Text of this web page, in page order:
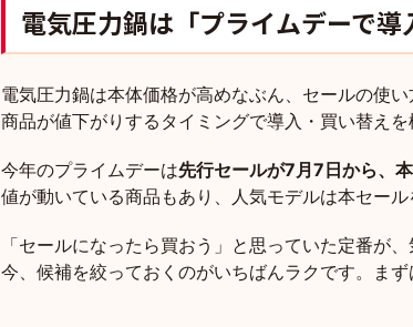
電気圧力鍋は「プライムデーで導
電気圧力鍋は本体価格が高めなぶん、セールの使
商品が値下がりするタイミングで導入・買い替えを
今年のプライムデーは先行セールが7月7日から、
値が動いている商品もあり、人気モデルは本セー
「セールになったら買おう」と思っていた定番
今、候補を絞っておくのがいちばんラクです。ま